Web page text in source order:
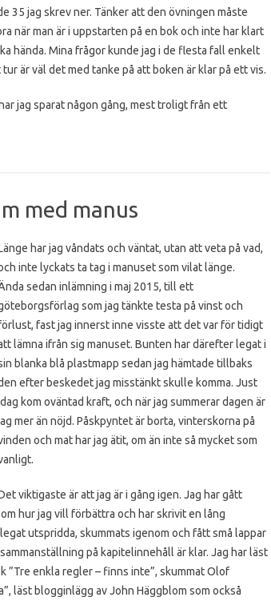
35 jag skrev ner. Tänker att den övningen måste
när man är i uppstarten på en bok och inte har klart
hända. Mina frågor kunde jag i de flesta fall enkelt
tur är väl det med tanke på att boken är klar på ett vis.
jag sparat någon gång, mest troligt från ett
med manus
har jag våndats och väntat, utan att veta på vad,
inte lyckats ta tag i manuset som vilat länge.
sedan inlämning i maj 2015, till ett
som jag tänkte testa på vinst och
fast jag innerst inne visste att det var för tidigt
lämna ifrån sig manuset. Bunten har därefter legat i
blanka blå plastmapp sedan jag hämtade tillbaks
efter beskedet jag misstänkt skulle komma. Just
kom oväntad kraft, och när jag summerar dagen är
mer än nöjd. Påskpyntet är borta, vinterskorna på
och mat har jag ätit, om än inte så mycket som
viktigaste är att jag är i gång igen. Jag har gått
hur jag vill förbättra och har skrivit en lång
utspridda, skummats igenom och fått små lappar
på kapitelinnehåll är klar. Jag har läst
”Tre enkla regler – finns inte”, skummat Olof
läst blogginlägg av John Häggblom som också